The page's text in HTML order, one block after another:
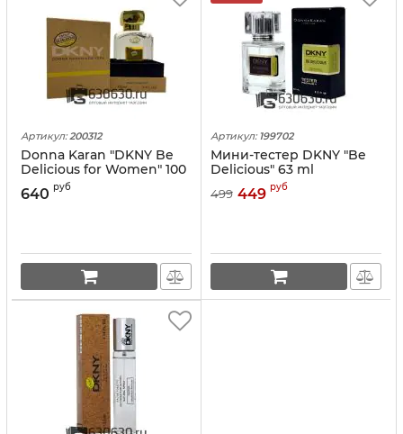
Артикул: 200312
Donna Karan "DKNY Be
Delicious for Women" 100
ml LUX Collection
640 руб
Артикул: 199702
Мини-тестер DKNY "Be
Delicious" 63 ml
499 449 руб